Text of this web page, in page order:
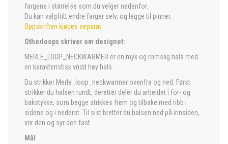
fargene i størrelse som du velger nedenfor.
Du kan valgfritt endre farger selv, og legge til pinner.
Oppskriften kjøpes separat
Otherloops skriver om designet:
MERLE_LOOP_NECKWARMER er en myk og romslig hals med
en karakteristisk vridd høy hals.
Du strikker Merle_loop_neckwarmer ovenfra og ned. Først
strikker du halsen rundt, deretter deler du arbeidet i for- og
bakstykke, som begge strikkes frem og tilbake med ribb i
sidene og i nederst. Til sist bretter du halsen ned på innsiden,
vrir den og syr den fast.
Mål